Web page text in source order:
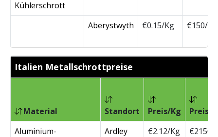
Kühlerschrott
Aberystwyth
€0.15/Kg €150/
Italien Metallschrottpreise
Material Standort Preis/Kg
Preis/
Aluminium-
Ardley €2.12/Kg €2150/